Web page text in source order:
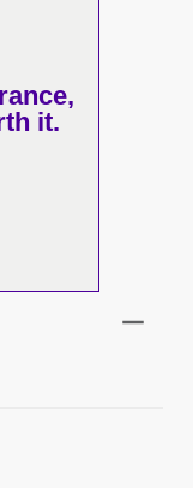
it.